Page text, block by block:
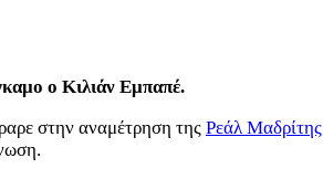
ο Κιλιάν Εμπαπέ.
στην αναμέτρηση της Ρεάλ Μαδρίτης